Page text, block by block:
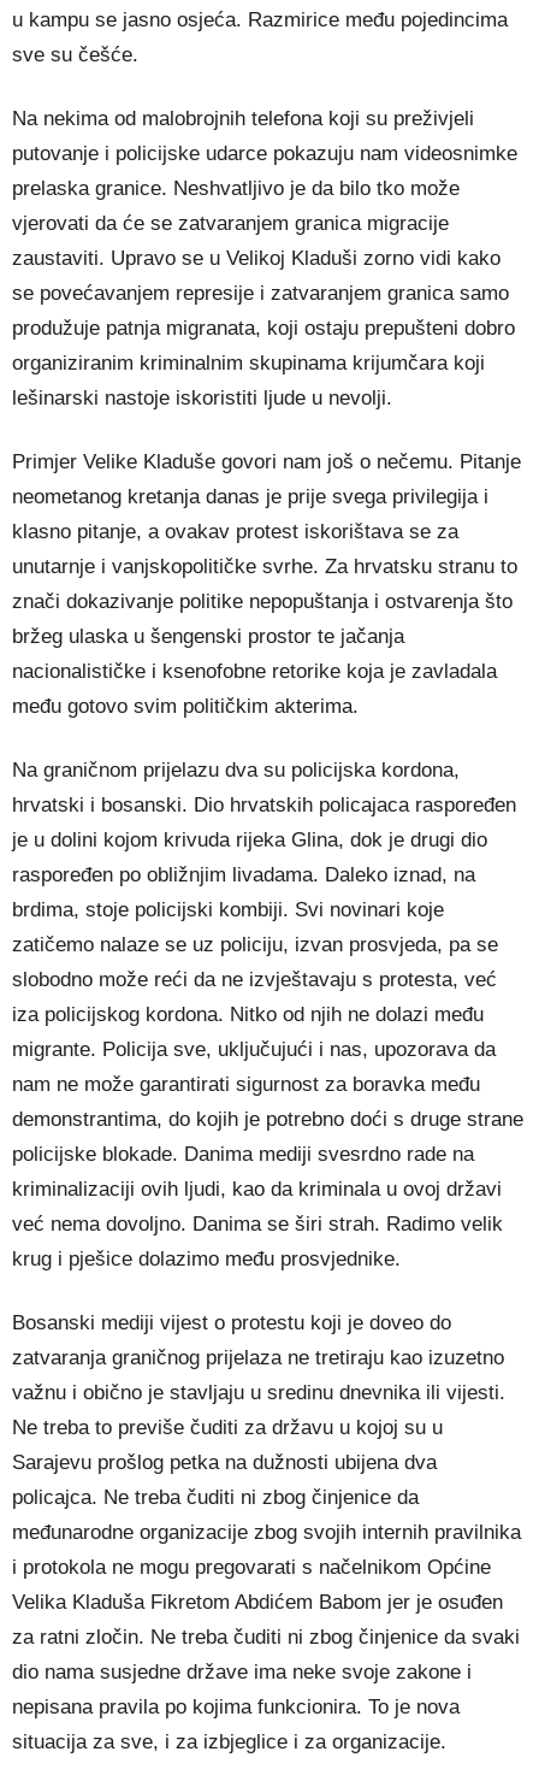
u kampu se jasno osjeća. Razmirice među pojedincima
sve su češće.
Na nekima od malobrojnih telefona koji su preživjeli
putovanje i policijske udarce pokazuju nam videosnimke
prelaska granice. Neshvatljivo je da bilo tko može
vjerovati da će se zatvaranjem granica migracije
zaustaviti. Upravo se u Velikoj Kladuši zorno vidi kako
se povećavanjem represije i zatvaranjem granica samo
produžuje patnja migranata, koji ostaju prepušteni dobro
organiziranim kriminalnim skupinama krijumčara koji
lešinarski nastoje iskoristiti ljude u nevolji.
Primjer Velike Kladuše govori nam još o nečemu. Pitanje
neometanog kretanja danas je prije svega privilegija i
klasno pitanje, a ovakav protest iskorištava se za
unutarnje i vanjskopolitičke svrhe. Za hrvatsku stranu to
znači dokazivanje politike nepopuštanja i ostvarenja što
bržeg ulaska u šengenski prostor te jačanja
nacionalističke i ksenofobne retorike koja je zavladala
među gotovo svim političkim akterima.
Na graničnom prijelazu dva su policijska kordona,
hrvatski i bosanski. Dio hrvatskih policajaca raspoređen
je u dolini kojom krivuda rijeka Glina, dok je drugi dio
raspoređen po obližnjim livadama. Daleko iznad, na
brdima, stoje policijski kombiji. Svi novinari koje
zatičemo nalaze se uz policiju, izvan prosvjeda, pa se
slobodno može reći da ne izvještavaju s protesta, već
iza policijskog kordona. Nitko od njih ne dolazi među
migrante. Policija sve, uključujući i nas, upozorava da
nam ne može garantirati sigurnost za boravka među
demonstrantima, do kojih je potrebno doći s druge strane
policijske blokade. Danima mediji svesrdno rade na
kriminalizaciji ovih ljudi, kao da kriminala u ovoj državi
već nema dovoljno. Danima se širi strah. Radimo velik
krug i pješice dolazimo među prosvjednike.
Bosanski mediji vijest o protestu koji je doveo do
zatvaranja graničnog prijelaza ne tretiraju kao izuzetno
važnu i obično je stavljaju u sredinu dnevnika ili vijesti.
Ne treba to previše čuditi za državu u kojoj su u
Sarajevu prošlog petka na dužnosti ubijena dva
policajca. Ne treba čuditi ni zbog činjenice da
međunarodne organizacije zbog svojih internih pravilnika
i protokola ne mogu pregovarati s načelnikom Općine
Velika Kladuša Fikretom Abdićem Babom jer je osuđen
za ratni zločin. Ne treba čuditi ni zbog činjenice da svaki
dio nama susjedne države ima neke svoje zakone i
nepisana pravila po kojima funkcionira. To je nova
situacija za sve, i za izbjeglice i za organizacije.